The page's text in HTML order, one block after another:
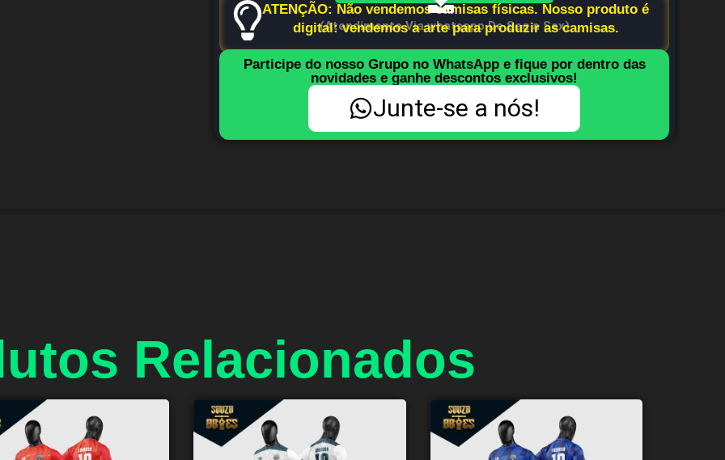
(Atendimento Via whatsapp De Seg a Sex)
ATENÇÃO: Não vendemos camisas físicas. Nosso produto é
digital: vendemos a arte para produzir as camisas.
Participe do nosso Grupo no WhatsApp e fique por dentro das
novidades e ganhe descontos exclusivos!
Junte-se a nós!
Relacionados